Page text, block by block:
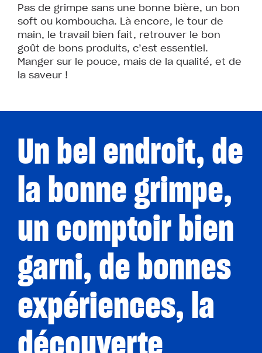
Pas de grimpe sans une bonne bière, un bon
soft ou komboucha. Là encore, le tour de
main, le travail bien fait, retrouver le bon
goût de bons produits, c’est essentiel.
Manger sur le pouce, mais de la qualité, et de
la saveur !
Un bel endroit, de
la bonne grimpe,
un comptoir bien
garni, de bonnes
expériences, la